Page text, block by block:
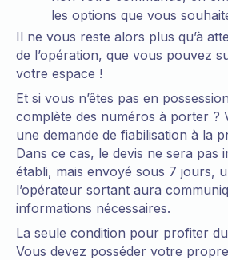
les options que vous
Il ne vous reste alors plus qu’à
de l’opération, que vous pouvez
votre espace !
Et si vous n’êtes pas en
complète des numéros à porter ?
une demande de fiabilisation à la
Dans ce cas, le devis ne sera pas
établi, mais envoyé sous 7 jours,
l’opérateur sortant aura
informations nécessaires.
La seule condition pour profiter
Vous devez posséder votre